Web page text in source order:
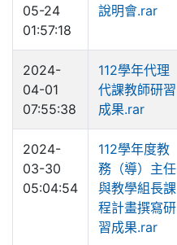
05-24
01:57:18
說明會.rar
2024-
04-01
07:55:38
112學年代理
代課教師研習
成果.rar
2024-
03-30
05:04:54
112學年度教
務（導）主任
與教學組長課
程計畫撰寫研
習成果.rar